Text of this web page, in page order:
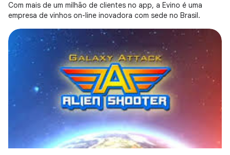
Com mais de um milhão de clientes no app, a Evino é uma
empresa de vinhos on-line inovadora com sede no Brasil.